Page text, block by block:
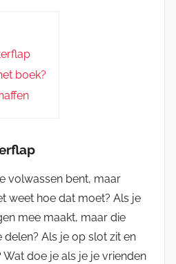
boek?
volwassen bent, maar
weet hoe dat moet? Als je
mee maakt, maar die
Als je op slot zit en
doe je als je je vrienden